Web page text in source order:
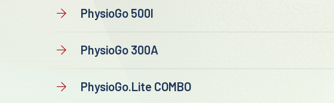
PhysioGo 500I
PhysioGo 300A
PhysioGo.Lite COMBO